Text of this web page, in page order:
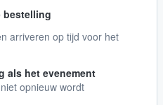
bestelling
arriveren op tijd voor het
als het evenement
opnieuw wordt